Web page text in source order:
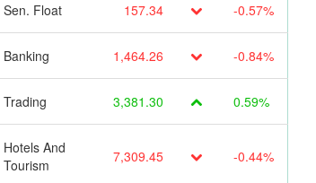
Sen. Float 157.34 -0.57%
Banking 1,464.26 -0.84%
Trading 3,381.30 0.59%
Hotels And
Tourism
7,309.45 -0.44%